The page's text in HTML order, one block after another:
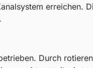
erreichen.
Durch